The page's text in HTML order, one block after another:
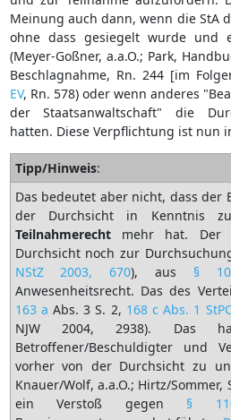
Meinung auch dann, wenn die StA
ohne dass gesiegelt wurde und
(Meyer-Goßner, a.a.O.; Park,
Beschlagnahme, Rn. 244 [im
EV, Rn. 578) oder wenn anderes
der Staatsanwaltschaft" die
hatten. Diese Verpflichtung ist nun
Tipp/Hinweis:
Das bedeutet aber nicht, dass der
der Durchsicht in Kenntnis
Teilnahmerechtmehr hat. Der
Durchsicht noch zur
NStZ 2003, 670), aus §
Anwesenheitsrecht. Das des
163 a Abs. 3 S. 2, 168 c Abs. 1
NJW 2004, 2938). Das
Betroffener/Beschuldigter und
vorher von der Durchsicht zu
Knauer/Wolf, a.a.O.; Hirtz/
ein Verstoß gegen §